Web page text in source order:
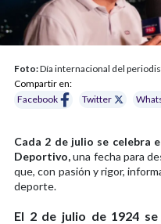
Foto:Día internacional del
Compartir en:
Facebook
Twitter
Cada 2 de julio se celebra
Deportivo,una fecha para
que, con pasión y rigor,
deporte.
El 2 de julio de 1924